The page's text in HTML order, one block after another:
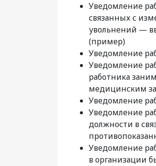
Уведомление
связанных с
увольнений —
(пример)
Уведомление
Уведомление
работника
медицинским
Уведомление
Уведомление
должности в
Уведомление
в организации